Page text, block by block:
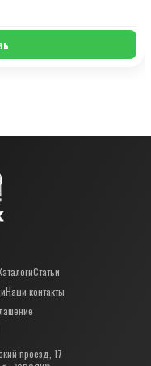
Статьи
Наши контакты
проезд, 17